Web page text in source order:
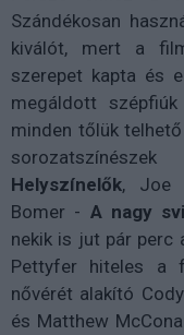
Szándékosan
kiválót, mert a
szerepet kapta és
megáldott
minden tőlük
Helyszínelők, Joe
Bomer - A nagy
nekik is jut pár perc
Pettyfer hiteles a
nővérét alakító
és Matthew